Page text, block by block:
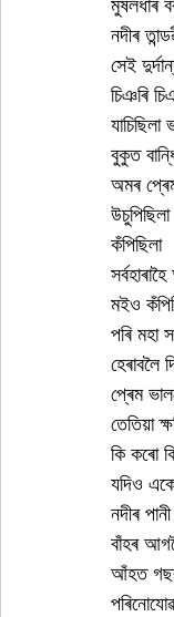
নদীৰ
সেই
চিঞৰি
যাচিছিলা
বুকুত
অমৰ
উচুপিছিলা
কঁপিছিলা
মইও
পৰি মহা
হেৰাবলৈ
প্ৰেম
তেতিয়া
কি কৰো
যদিও
নদীৰ
বাঁহৰ
আঁহত